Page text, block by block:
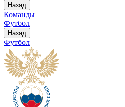
Назад
Команды
Футбол
Назад
Футбол